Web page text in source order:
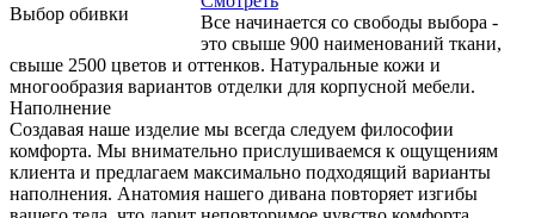
Выбор обивки
Все начинается со свободы выбора -
это свыше 900 наименований ткани,
свыше 2500 цветов и оттенков. Натуральные кожи и
многообразия вариантов отделки для корпусной мебели.
Наполнение
Создавая наше изделие мы всегда следуем философии
комфорта. Мы внимательно прислушиваемся к ощущениям
клиента и предлагаем максимально подходящий варианты
наполнения. Анатомия нашего дивана повторяет изгибы